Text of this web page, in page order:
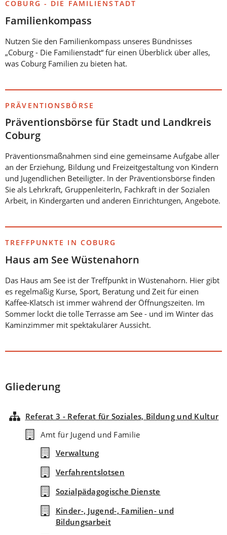
COBURG - DIE FAMILIENSTADT
Familienkompass
Nutzen Sie den Familienkompass unseres Bündnisses
„Coburg - Die Familienstadt“ für einen Überblick über alles,
was Coburg Familien zu bieten hat.
PRÄVENTIONSBÖRSE
Präventionsbörse für Stadt und Landkreis
Coburg
Präventionsmaßnahmen sind eine gemeinsame Aufgabe aller
an der Erziehung, Bildung und Freizeitgestaltung von Kindern
und Jugendlichen Beteiligter. In der Präventionsbörse finden
Sie als Lehrkraft, GruppenleiterIn, Fachkraft in der Sozialen
Arbeit, in Kindergarten und anderen Einrichtungen, Angebote.
TREFFPUNKTE IN COBURG
Haus am See Wüstenahorn
Das Haus am See ist der Treffpunkt in Wüstenahorn. Hier gibt
es regelmäßig Kurse, Sport, Beratung und Zeit für einen
Kaffee-Klatsch ist immer während der Öffnungszeiten. Im
Sommer lockt die tolle Terrasse am See - und im Winter das
Kaminzimmer mit spektakulärer Aussicht.
Gliederung
Referat 3 - Referat für Soziales, Bildung und Kultur
Amt für Jugend und Familie
Verwaltung
Verfahrentslotsen
Sozialpädagogische Dienste
Kinder-, Jugend-, Familien- und
Bildungsarbeit